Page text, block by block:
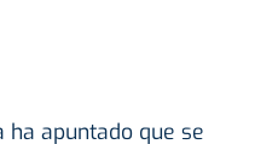
ha apuntado que se